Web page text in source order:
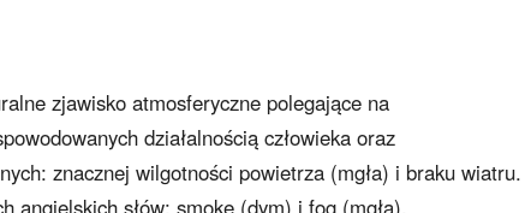
zjawisko atmosferyczne polegające na
działalnością człowieka oraz
znacznej wilgotności powietrza (mgła) i braku wiatru.
angielskich słów: smoke (dym) i fog (mgła).